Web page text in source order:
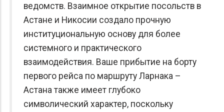
ведомств. Взаимное открытие посольств в
Астане и Никосии создало прочную
институциональную основу для более
системного и практического
взаимодействия. Ваше прибытие на борту
первого рейса по маршруту Ларнака –
Астана также имеет глубоко
символический характер, поскольку